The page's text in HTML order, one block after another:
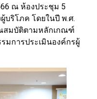
ณ ห้องประชุม 5
ริโภค โดยในปี พ.ศ.
สมบัติตามหลักเกณฑ์
มการประเมินองค์กรผู้